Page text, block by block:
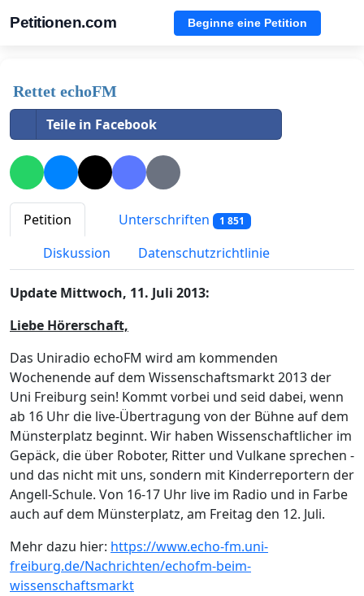
Petitionen.com Beginne eine Petition
Rettet echoFM
Teile in Facebook
Petition Unterschriften 1 851
Diskussion Datenschutzrichtlinie
Update Mittwoch, 11. Juli 2013:
Liebe Hörerschaft,
Das Uniradio echoFM wird am kommenden
Wochenende auf dem Wissenschaftsmarkt 2013 der
Uni Freiburg sein! Kommt vorbei und seid dabei, wenn
ab 16 Uhr die live-Übertragung von der Bühne auf dem
Münsterplatz beginnt. Wir haben Wissenschaftlicher im
Gepäck, die über Roboter, Ritter und Vulkane sprechen -
und das nicht mit uns, sondern mit Kinderreportern der
Angell-Schule. Von 16-17 Uhr live im Radio und in Farbe
auch auf dem Münsterplatz, am Freitag den 12. Juli.
Mehr dazu hier: https://www.echo-fm.uni-
freiburg.de/Nachrichten/echofm-beim-
wissenschaftsmarkt